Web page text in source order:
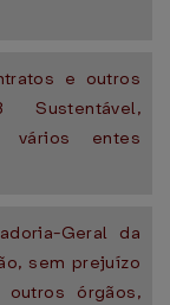
e outros
Sustentável,
vários entes
Geral da
sem prejuízo
órgãos,